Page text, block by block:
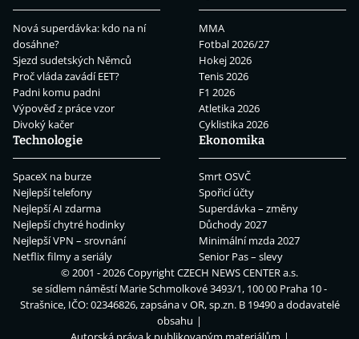
Nová superdávka: kdo na ní
dosáhne?
Sjezd sudetských Němců
Proč vláda zavádí EET?
Padni komu padni
Výpověď z práce vzor
Divoký kačer
MMA
Fotbal 2026/27
Hokej 2026
Tenis 2026
F1 2026
Atletika 2026
Cyklistika 2026
Technologie
SpaceX na burze
Nejlepší telefony
Nejlepší AI zdarma
Nejlepší chytré hodinky
Nejlepší VPN – srovnání
Netflix filmy a seriály
Ekonomika
Smrt OSVČ
Spořicí účty
Superdávka – změny
Důchody 2027
Minimální mzda 2027
Senior Pas – slevy
© 2001 - 2026 CopyrightCZECH NEWS CENTER a.s.
se sídlem náměstí Marie Schmolkové 3493/1, 100 00 Praha 10 -
Strašnice, IČO: 02346826, zapsána v OR, sp.zn. B 19490 a dodavatelé
obsahu